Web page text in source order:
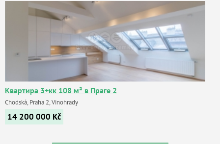
Квартира 3+кк 108 м² в Праге 2
Chodská, Praha 2, Vinohrady
14 200 000 Kč